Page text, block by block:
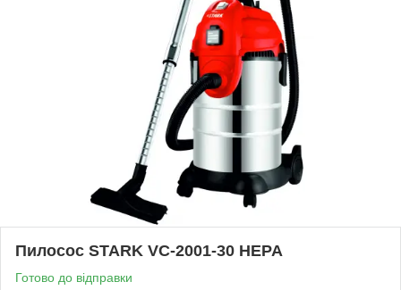
Пилосос STARK VC-2001-30 HEPA
Готово до відправки